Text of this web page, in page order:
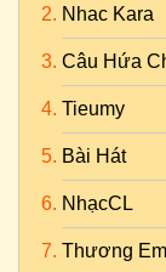
Nhac Kara
Câu Hứa
Tieumy
Bài Hát
NhạcCL
Thương